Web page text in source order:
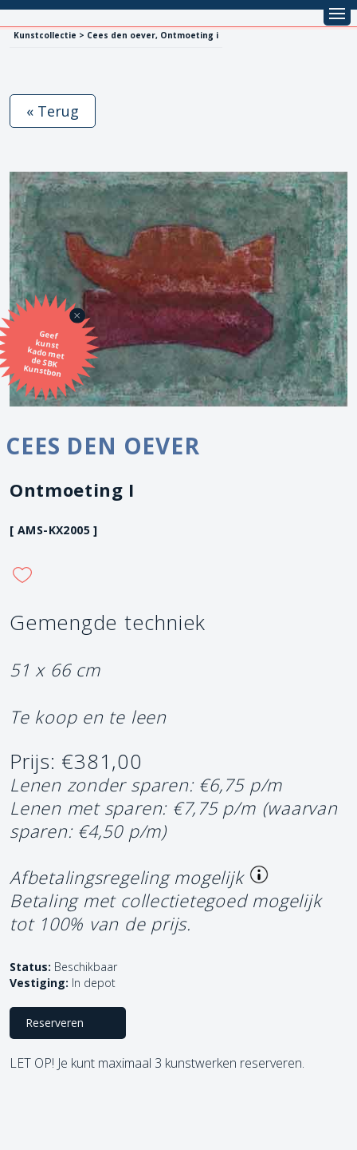
Kunstcollectie > Cees den oever, Ontmoeting i
Geef
kunst
kado met
de SBK
Kunstbon
« Terug
CEES DEN OEVER
Ontmoeting I
[ AMS-KX2005 ]
Gemengde techniek
51 x 66 cm
Te koop en te leen
Prijs: €381,00
Lenen zonder sparen: €6,75 p/m
Lenen met sparen: €7,75 p/m (waarvan
sparen: €4,50 p/m)
Afbetalingsregeling mogelijk
Betaling met collectietegoed mogelijk
tot 100% van de prijs.
Status: Beschikbaar
Vestiging: In depot
Reserveren
LET OP! Je kunt maximaal 3 kunstwerken reserveren.